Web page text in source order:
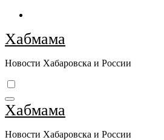
Перейти
содержимому
Хабмама
Новости Хабаровска и России
Хабмама
Новости Хабаровска и России